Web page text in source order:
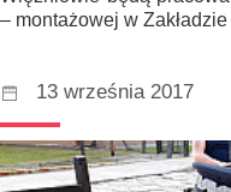
– montażowej w
13 września 2017